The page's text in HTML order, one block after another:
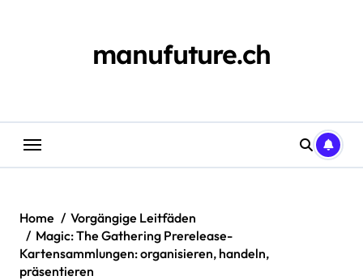
manufuture.ch
Home
Vorgängige Leitfäden
Magic: The Gathering Prerelease-
Kartensammlungen: organisieren, handeln,
präsentieren